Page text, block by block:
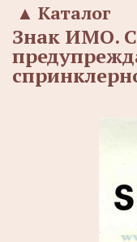
Каталог
▲
Знак ИМО.